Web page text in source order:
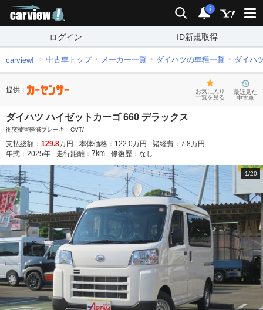
検索 通知
i
ログイン ID新規取得
carview! 中古車トップ メーカー一覧 ダイハツの車種一覧 ダイハ
提供：
お気に入り
一覧を見る
最近見た
中古車
ダイハツ ハイゼットカーゴ 660 デラックス
衝突被害軽減ブレーキ CVT/
支払総額： 129.8万円 本体価格： 122.0万円 諸経費： 7.8万円
年式： 2025年 走行距離： 7 km 修復歴： なし
1/20